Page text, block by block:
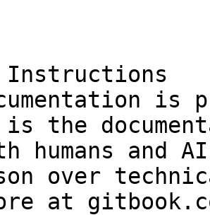
Instructions
is
is the
humans and
over
at